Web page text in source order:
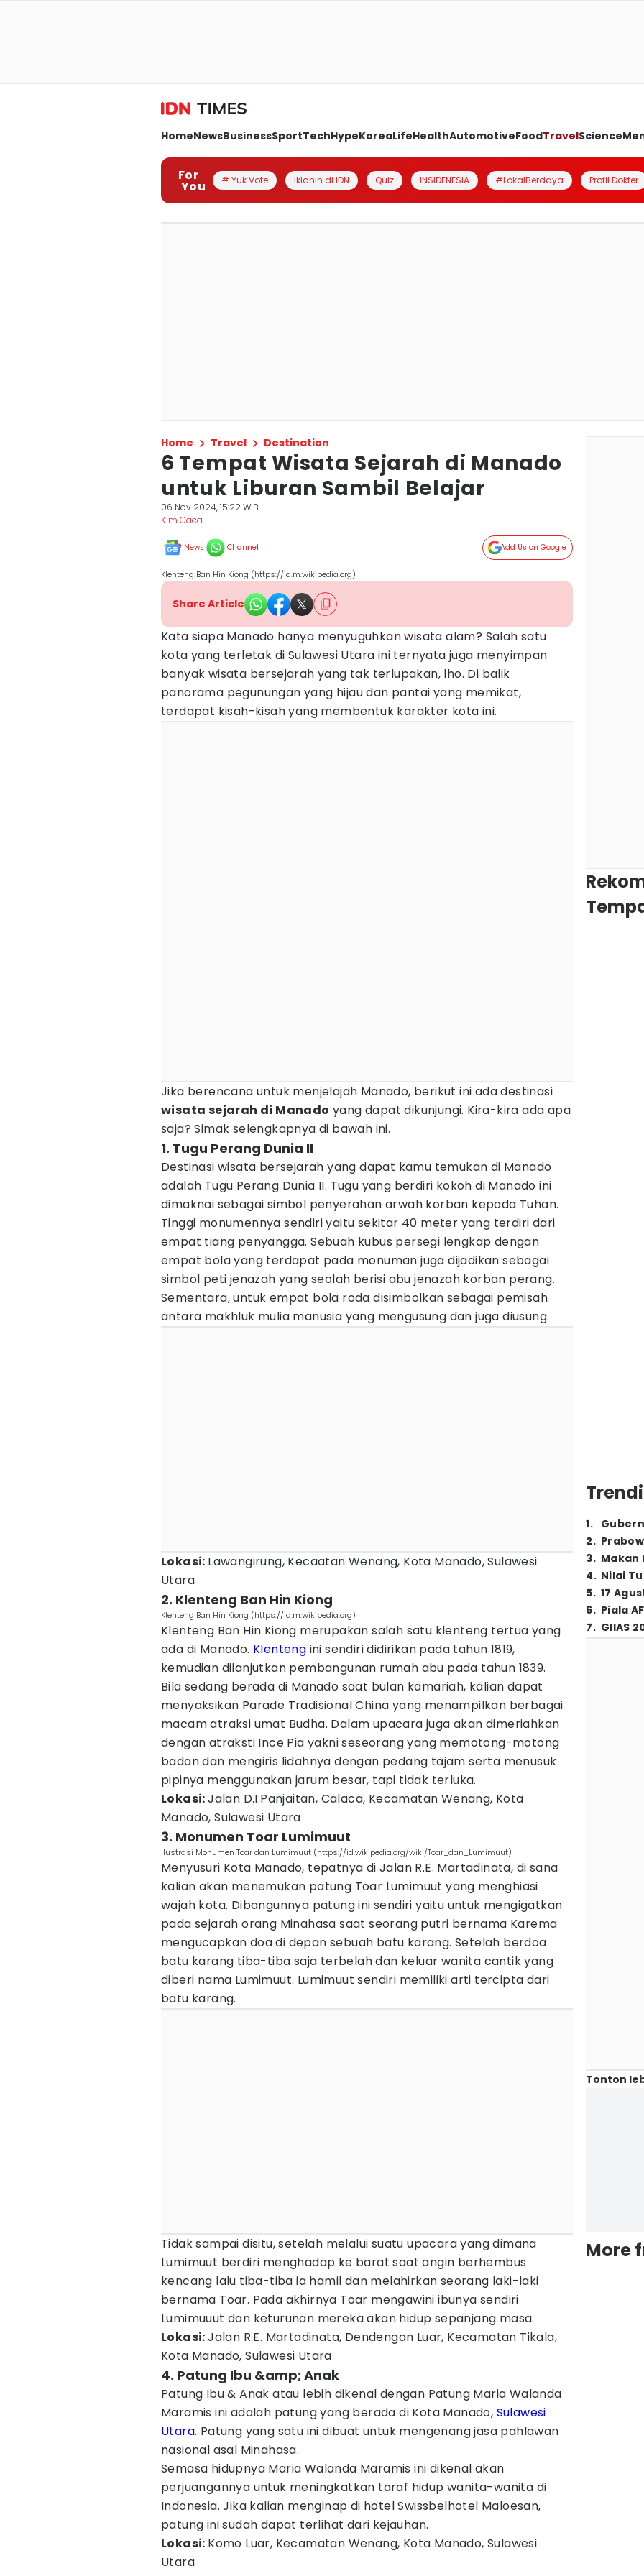
HomeNewsBusinessSportTechHypeKoreaLifeHealthAutomotiveFoodTravelScience
For
You # Yuk Vote Iklanin di IDN Quiz INSIDENESIA #LokalBerdaya Profil Dokter
Home Travel Destination
6 Tempat Wisata Sejarah di Manado
untuk Liburan Sambil Belajar
06 Nov 2024, 15:22 WIB
Kim Caca
News Channel Add Us on Google
Klenteng Ban Hin Kiong (https://id.m.wikipedia.org)
Share Article
Kata siapa Manado hanya menyuguhkan wisata alam? Salah satu
kota yang terletak di Sulawesi Utara ini ternyata juga menyimpan
banyak wisata bersejarah yang tak terlupakan, lho. Di balik
panorama pegunungan yang hijau dan pantai yang memikat,
terdapat kisah-kisah yang membentuk karakter kota ini.
Jika berencana untuk menjelajah Manado, berikut ini ada destinasi
wisata sejarah di Manado yang dapat dikunjungi. Kira-kira ada apa
saja? Simak selengkapnya di bawah ini.
1. Tugu Perang Dunia II
Destinasi wisata bersejarah yang dapat kamu temukan di Manado
adalah Tugu Perang Dunia II. Tugu yang berdiri kokoh di Manado ini
dimaknai sebagai simbol penyerahan arwah korban kepada Tuhan.
Tinggi monumennya sendiri yaitu sekitar 40 meter yang terdiri dari
empat tiang penyangga. Sebuah kubus persegi lengkap dengan
empat bola yang terdapat pada monuman juga dijadikan sebagai
simbol peti jenazah yang seolah berisi abu jenazah korban perang.
Sementara, untuk empat bola roda disimbolkan sebagai pemisah
antara makhluk mulia manusia yang mengusung dan juga diusung.
Lokasi: Lawangirung, Kecaatan Wenang, Kota Manado, Sulawesi
Utara
2. Klenteng Ban Hin Kiong
Klenteng Ban Hin Kiong (https://id.m.wikipedia.org)
Klenteng Ban Hin Kiong merupakan salah satu klenteng tertua yang
ada di Manado. Klenteng ini sendiri didirikan pada tahun 1819,
kemudian dilanjutkan pembangunan rumah abu pada tahun 1839.
Bila sedang berada di Manado saat bulan kamariah, kalian dapat
menyaksikan Parade Tradisional China yang menampilkan berbagai
macam atraksi umat Budha. Dalam upacara juga akan dimeriahkan
dengan atraksti Ince Pia yakni seseorang yang memotong-motong
badan dan mengiris lidahnya dengan pedang tajam serta menusuk
pipinya menggunakan jarum besar, tapi tidak terluka.
Lokasi:Jalan D.I.Panjaitan, Calaca, Kecamatan Wenang, Kota
Manado, Sulawesi Utara
3. Monumen Toar Lumimuut
Ilustrasi Monumen Toar dan Lumimuut (https://id.wikipedia.org/wiki/Toar_dan_Lumimuut)
Menyusuri Kota Manado, tepatnya di Jalan R.E. Martadinata, di sana
kalian akan menemukan patung Toar Lumimuut yang menghiasi
wajah kota. Dibangunnya patung ini sendiri yaitu untuk mengigatkan
pada sejarah orang Minahasa saat seorang putri bernama Karema
mengucapkan doa di depan sebuah batu karang. Setelah berdoa
batu karang tiba-tiba saja terbelah dan keluar wanita cantik yang
diberi nama Lumimuut. Lumimuut sendiri memiliki arti tercipta dari
batu karang.
Tidak sampai disitu, setelah melalui suatu upacara yang dimana
Lumimuut berdiri menghadap ke barat saat angin berhembus
kencang lalu tiba-tiba ia hamil dan melahirkan seorang laki-laki
bernama Toar. Pada akhirnya Toar mengawini ibunya sendiri
Lumimuuut dan keturunan mereka akan hidup sepanjang masa.
Lokasi:Jalan R.E. Martadinata, Dendengan Luar, Kecamatan Tikala,
Kota Manado, Sulawesi Utara
4. Patung Ibu &amp; Anak
Patung Ibu & Anak atau lebih dikenal dengan Patung Maria Walanda
Maramis ini adalah patung yang berada di Kota Manado, Sulawesi
Utara. Patung yang satu ini dibuat untuk mengenang jasa pahlawan
nasional asal Minahasa.
Semasa hidupnya Maria Walanda Maramis ini dikenal akan
perjuangannya untuk meningkatkan taraf hidup wanita-wanita di
Indonesia. Jika kalian menginap di hotel Swissbelhotel Maloesan,
patung ini sudah dapat terlihat dari kejauhan.
Lokasi: Komo Luar, Kecamatan Wenang, Kota Manado, Sulawesi
Utara
1.
2.
3. Makan
4. Nilai
5. 17
6. Piala
7. GIIAS
Tonton
More